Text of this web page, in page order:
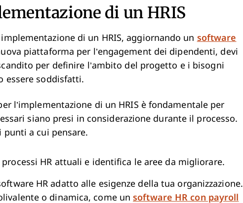
di un HRIS
di un HRIS, aggiornando un software
piattaforma per l’engagement dei dipendenti, devi
per definire l’ambito del progetto e i bisogni
essere soddisfatti.
l’implementazione di un HRIS è fondamentale per
siano presi in considerazione durante il processo.
punti a cui pensare.
processi HR attuali e identifica le aree da migliorare.
HR adatto alle esigenze della tua organizzazione.
o dinamica, come unsoftware HR con payroll